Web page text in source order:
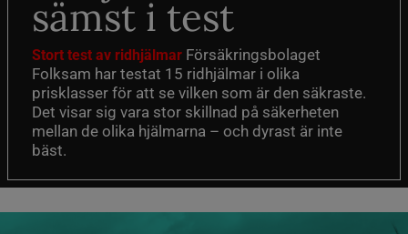
sämst i test
Stort test av ridhjälmar Försäkringsbolaget
Folksam har testat 15 ridhjälmar i olika
prisklasser för att se vilken som är den säkraste.
Det visar sig vara stor skillnad på säkerheten
mellan de olika hjälmarna – och dyrast är inte
bäst.